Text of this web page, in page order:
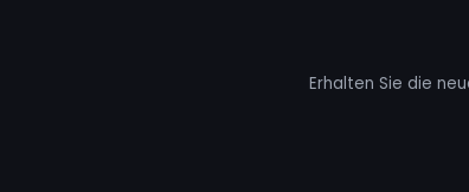
Erhalten Sie die